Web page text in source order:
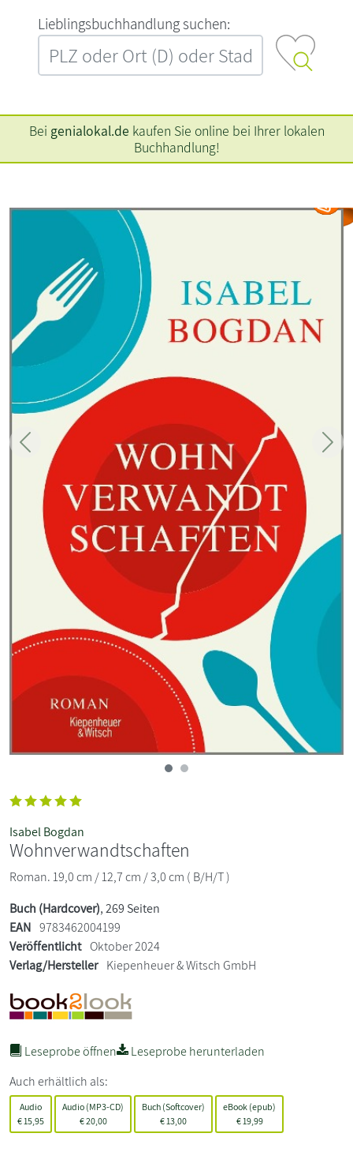
L‍i‍e‍b‍l‍i‍n‍g‍s‍b‍u‍c‍h‍h‍a‍n‍d‍l‍u‍n‍g‍ ‍s‍u‍c‍h‍e‍n‍:‍
Bei genialokal.de kaufen Sie online bei Ihrer lokalen
Buchhandlung!
Zurück
Isabel Bogdan
Wohnverwandtschaften
Roman. 19,0 cm / 12,7 cm / 3,0 cm ( B/H/T )
Buch (Hardcover), 269 Seiten
EAN 9783462004199
Veröffentlicht Oktober 2024
Verlag/Hersteller Kiepenheuer & Witsch GmbH
Leseprobe öffnen
Leseprobe herunterladen
Auch erhältlich als:
Audio
€15,95
Audio (MP3-CD)
€20,00
Buch (Softcover)
€13,00
eBook (epub)
€19,99